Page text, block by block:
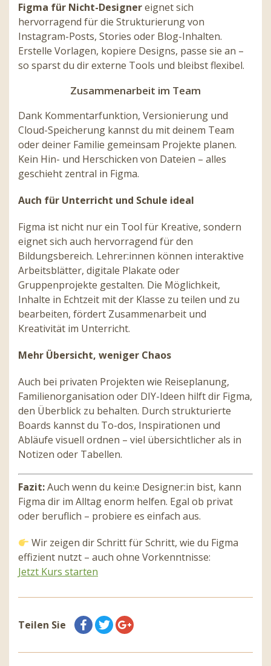
Figma für Nicht-Designereignet sich
hervorragend für die Strukturierung von
Instagram-Posts, Stories oder Blog-Inhalten.
Erstelle Vorlagen, kopiere Designs, passe sie an –
so sparst du dir externe Tools und bleibst flexibel.
Zusammenarbeit im Team
Dank Kommentarfunktion, Versionierung und
Cloud-Speicherung kannst du mit deinem Team
oder deiner Familie gemeinsam Projekte planen.
Kein Hin- und Herschicken von Dateien – alles
geschieht zentral in Figma.
Auch für Unterricht und Schule ideal
Figma ist nicht nur ein Tool für Kreative, sondern
eignet sich auch hervorragend für den
Bildungsbereich. Lehrer:innen können interaktive
Arbeitsblätter, digitale Plakate oder
Gruppenprojekte gestalten. Die Möglichkeit,
Inhalte in Echtzeit mit der Klasse zu teilen und zu
bearbeiten, fördert Zusammenarbeit und
Kreativität im Unterricht.
Mehr Übersicht, weniger Chaos
Auch bei privaten Projekten wie Reiseplanung,
Familienorganisation oder DIY-Ideen hilft dir Figma,
den Überblick zu behalten. Durch strukturierte
Boards kannst du To-dos, Inspirationen und
Abläufe visuell ordnen – viel übersichtlicher als in
Notizen oder Tabellen.
Fazit:Auch wenn du kein:e Designer:in bist, kann
Figma dir im Alltag enorm helfen. Egal ob privat
oder beruflich – probiere es einfach aus.
Wir zeigen dir Schritt für Schritt, wie du Figma
effizient nutzt – auch ohne Vorkenntnisse:
Jetzt Kurs starten
Teilen Sie